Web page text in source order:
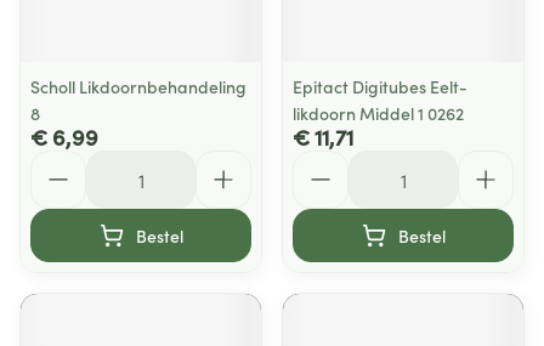
Scholl Likdoornbehandeling
8
€ 6,99
Bestel
Epitact Digitubes Eelt-
likdoorn Middel 1 0262
€ 11,71
Bestel